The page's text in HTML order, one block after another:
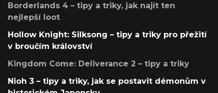
Borderlands 4 – tipy a triky, jak najít ten
nejlepší loot
Hollow Knight: Silksong – tipy a triky pro přežití
v broučím království
Kingdom Come: Deliverance 2 – tipy a triky
Nioh 3 – tipy a triky, jak se postavit démonům v